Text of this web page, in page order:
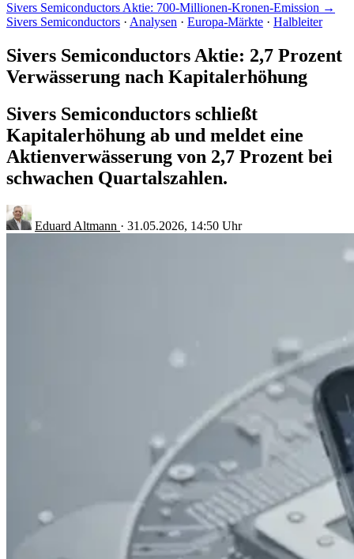
Sivers Semiconductors Aktie: 700-Millionen-Kronen-Emission →
Sivers Semiconductors · Analysen · Europa-Märkte · Halbleiter
Sivers Semiconductors Aktie: 2,7 Prozent
Verwässerung nach Kapitalerhöhung
Sivers Semiconductors schließt
Kapitalerhöhung ab und meldet eine
Aktienverwässerung von 2,7 Prozent bei
schwachen Quartalszahlen.
Eduard Altmann · 31.05.2026, 14:50 Uhr